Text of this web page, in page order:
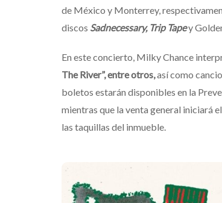
de México y Monterrey,
discos Sadnecessary, Trip Tapey
En este concierto, Milky Chance
The River”, entre otros,así como
boletos estarán disponibles en la
mientras que la venta general iniciará
las taquillas del inmueble.